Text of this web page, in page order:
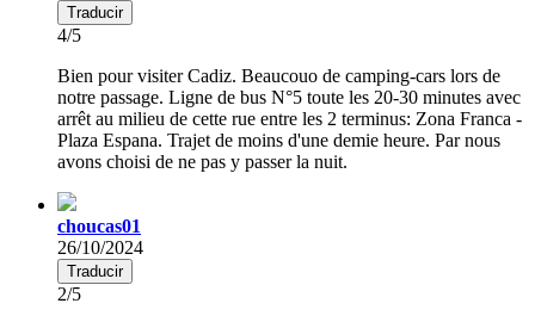
Traducir
4/5
Bien pour visiter Cadiz. Beaucouo de camping-cars lors de
notre passage. Ligne de bus N°5 toute les 20-30 minutes avec
arrêt au milieu de cette rue entre les 2 terminus: Zona Franca -
Plaza Espana. Trajet de moins d'une demie heure. Par nous
avons choisi de ne pas y passer la nuit.
choucas01
26/10/2024
Traducir
2/5